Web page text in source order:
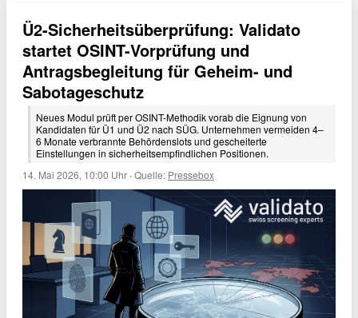
Ü2-Sicherheitsüberprüfung: Validato
startet OSINT-Vorprüfung und
Antragsbegleitung für Geheim- und
Sabotageschutz
Neues Modul prüft per OSINT-Methodik vorab die Eignung von
Kandidaten für Ü1 und Ü2 nach SÜG. Unternehmen vermeiden 4–
6 Monate verbrannte Behördenslots und gescheiterte
Einstellungen in sicherheitsempfindlichen Positionen.
14. Mai 2026, 10:00 Uhr ·Quelle: Pressebox